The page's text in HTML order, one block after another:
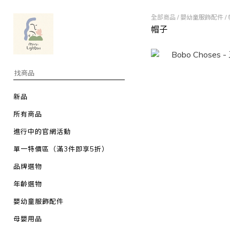
新品
所有商品
進行中的官網活動
單一特價區（滿3件即享5折）
品牌選物
年齡選物
嬰幼童服飾配件
母嬰用品
全部商品 / 嬰幼童服飾配件 /
帽子